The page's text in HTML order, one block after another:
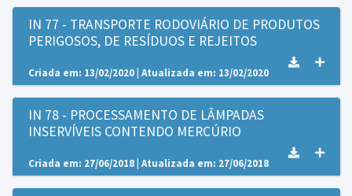
IN 77 - TRANSPORTE RODOVIÁRIO DE PRODUTOS
PERIGOSOS, DE RESÍDUOS E REJEITOS
Criada em: 13/02/2020 | Atualizada em: 13/02/2020
IN 78 - PROCESSAMENTO DE LÂMPADAS
INSERVÍVEIS CONTENDO MERCÚRIO
Criada em: 27/06/2018 | Atualizada em: 27/06/2018